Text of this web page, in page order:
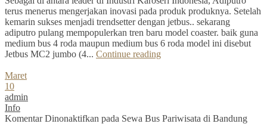
terus menerus mengerjakan inovasi pada produk produknya. Setelah
kemarin sukses menjadi trendsetter dengan jetbus.. sekarang
adiputro pulang mempopulerkan tren baru model coaster. baik guna
medium bus 4 roda maupun medium bus 6 roda model ini disebut
Jetbus MC2 jumbo (4... Continue reading
Maret
10
admin
Info
Komentar Dinonaktifkan pada Sewa Bus Pariwisata di Bandung